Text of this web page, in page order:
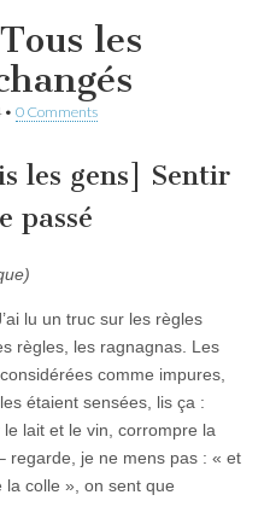
les
• 0 Comments
les gens] Sentir
passé
lu un truc sur les règles
règles, les ragnagnas. Les
comme impures,
étaient sensées, lis ça :
lait et le vin, corrompre la
regarde, je ne mens pas : « et
colle », on sent que